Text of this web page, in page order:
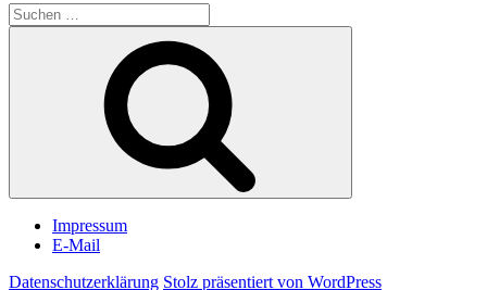
Suchen
nach:
Impressum
E-Mail
Datenschutzerklärung Stolz präsentiert von WordPress